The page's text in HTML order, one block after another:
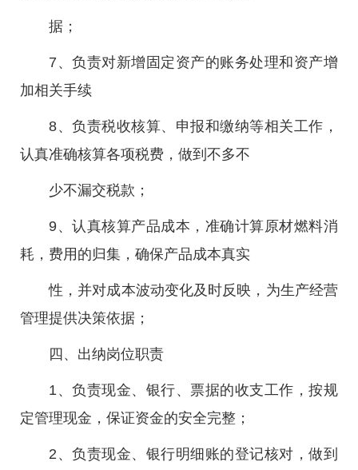
据；
7、负责对新增固定资产的账务处理和资产增
加相关手续
8、负责税收核算、申报和缴纳等相关工作，
认真准确核算各项税费，做到不多不
少不漏交税款；
9、认真核算产品成本，准确计算原材燃料消
耗，费用的归集，确保产品成本真实
性，并对成本波动变化及时反映，为生产经营
管理提供决策依据；
四、出纳岗位职责
1、负责现金、银行、票据的收支工作，按规
定管理现金，保证资金的安全完整；
2、负责现金、银行明细账的登记核对，做到